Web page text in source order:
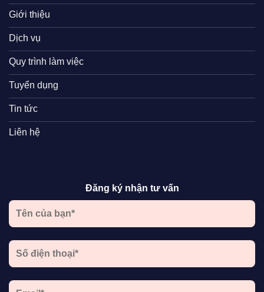
Giới thiệu
Dịch vụ
Quy trình làm việc
Tuyển dụng
Tin tức
Liên hệ
Đăng ký nhận tư vấn